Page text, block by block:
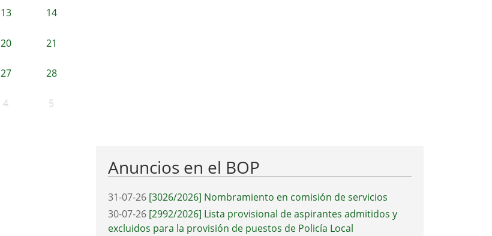
13 14
20 21
27 28
4 5
Anuncios en el BOP
31-07-26 [3026/2026] Nombramiento en comisión de servicios
30-07-26 [2992/2026] Lista provisional de aspirantes admitidos y
excluidos para la provisión de puestos de Policía Local